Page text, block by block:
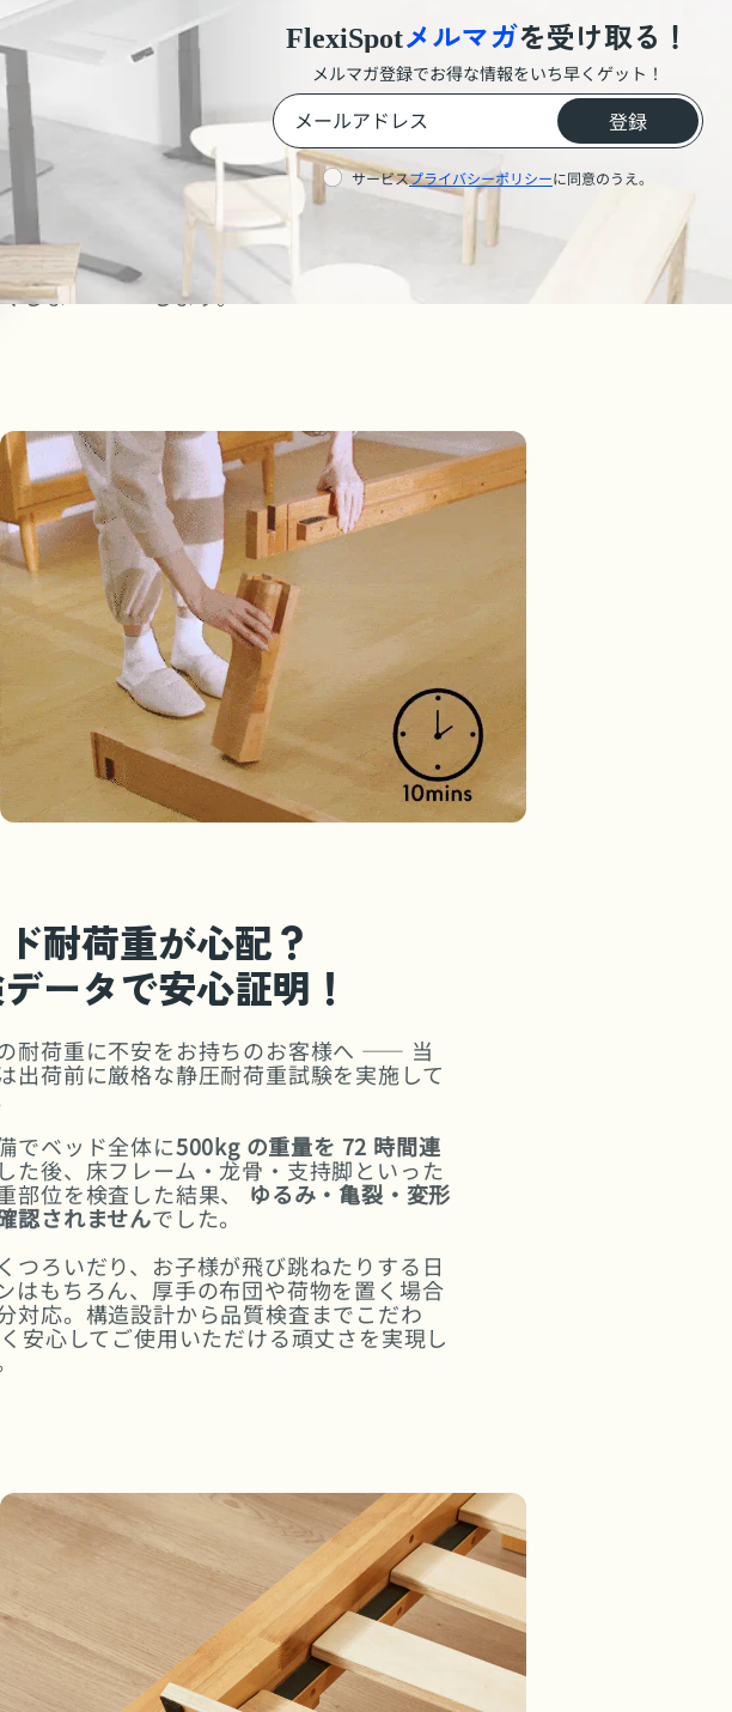
板
を採用
く、ベ
しま
厚みのある無垢材の脚部
太くて幅広い脚部が床面としっか
り接地し、抜群の耐荷重性を発揮
します。
耐荷重が心配？
ータで安心証明！
耐荷重に不安をお持ちのお客様へ —— 当
出荷前に厳格な静圧耐荷重試験を実施して
でベッド全体に500kg の重量を 72 時間連
した後、床フレーム・龙骨・支持脚といった
部位を検査した結果、 ゆるみ・亀裂・変形
認されませんでした。
つろいだり、お子様が飛び跳ねたりする日
はもちろん、厚手の布団や荷物を置く場合
対応。構造設計から品質検査までこだわ
安心してご使用いただける頑丈さを実現し
FlexiSpotメルマガを受け取る！
メルマガ登録でお得な情報をいち早くゲット！
登録
サービスプライバシーポリシーに同意のうえ。